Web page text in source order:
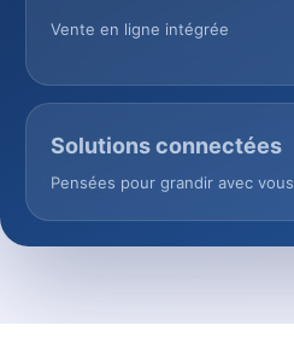
Vente en ligne intégrée
Solutions connectées
Pensées pour grandir avec vous